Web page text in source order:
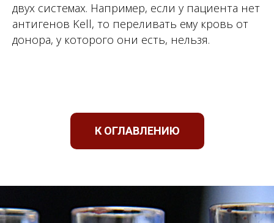
двух системах. Например, если у пациента нет
антигенов Kell, то переливать ему кровь от
донора, у которого они есть, нельзя.
К ОГЛАВЛЕНИЮ